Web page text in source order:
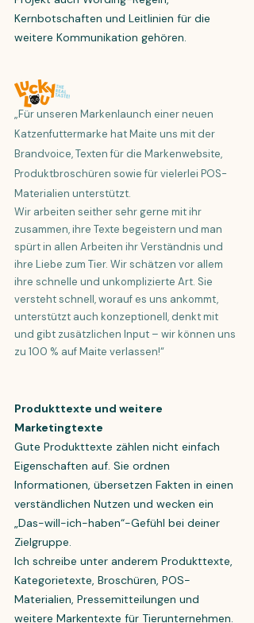
Kernbotschaften und Leitlinien für die
weitere Kommunikation gehören.
„Für unseren Markenlaunch einer neuen
Katzenfuttermarke hat Maite uns mit der
Brandvoice, Texten für die Markenwebsite,
Produktbroschüren sowie für vielerlei POS-
Materialien unterstützt.
Wir arbeiten seither sehr gerne mit ihr
zusammen, ihre Texte begeistern und man
spürt in allen Arbeiten ihr Verständnis und
ihre Liebe zum Tier. Wir schätzen vor allem
ihre schnelle und unkomplizierte Art. Sie
versteht schnell, worauf es uns ankommt,
unterstützt auch konzeptionell, denkt mit
und gibt zusätzlichen Input – wir können uns
zu 100 % auf Maite verlassen!“
Produkttexte und weitere
Marketingtexte
Gute Produkttexte zählen nicht einfach
Eigenschaften auf. Sie ordnen
Informationen, übersetzen Fakten in einen
verständlichen Nutzen und wecken ein
„Das-will-ich-haben“-Gefühl bei deiner
Zielgruppe.
Ich schreibe unter anderem Produkttexte,
Kategorietexte, Broschüren, POS-
Materialien, Pressemitteilungen und
weitere Markentexte für Tierunternehmen.